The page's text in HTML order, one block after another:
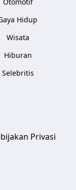
Otomotif
Hidup
Wisata
Hiburan
Selebritis
Privasi